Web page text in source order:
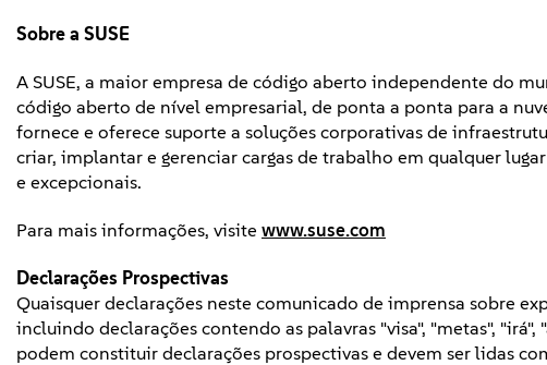
Sobre a SUSE
A SUSE, a maior empresa de código aberto independente do
código aberto de nível empresarial, de ponta a ponta para a
fornece e oferece suporte a soluções corporativas de
criar, implantar e gerenciar cargas de trabalho em qualquer
e excepcionais.
Para mais informações, visite www.suse.com
Declarações Prospectivas
Quaisquer declarações neste comunicado de imprensa sobre
incluindo declarações contendo as palavras "visa", "metas",
podem constituir declarações prospectivas e devem ser lidas